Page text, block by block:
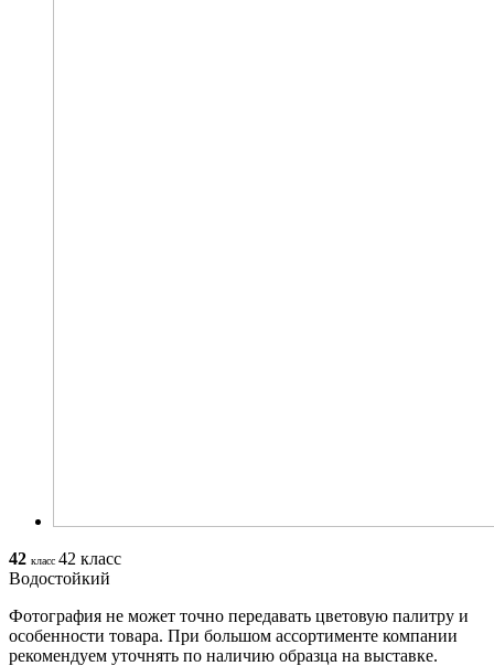
42 класс 42 класс
Водостойкий
Фотография не может точно передавать цветовую палитру и
особенности товара. При большом ассортименте компании
рекомендуем уточнять по наличию образца на выставке.